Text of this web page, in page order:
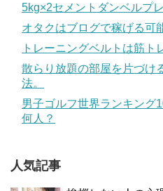
5kg×2セメントダンベルプ
オタクはブログで稼げる可
トレーニングベルトは筋ト
散らり放題の部屋を片づけ
法。
男子ゴルフ世界ランキング
何人？
人気記事